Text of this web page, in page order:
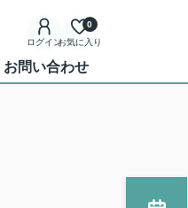
ログインお気に入り
0
お問い合わせ